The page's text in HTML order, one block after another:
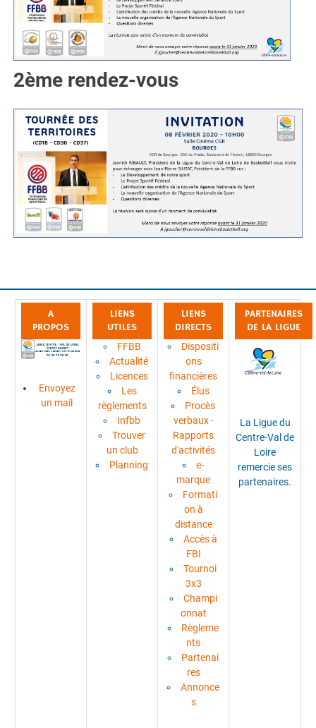
2ème rendez-vous
A
PROPOS
Envoyez
un mail
LIENS
UTILES
FFBB
Actualité
Licences
Les
règlements
Infbb
Trouver
un club
Planning
LIENS
DIRECTS
Dispositi
ons
financières
Élus
Procès
verbaux -
Rapports
d'activités
e-
marque
Formati
on à
distance
Accès à
FBI
Tournoi
3x3
Champi
onnat
Règleme
nts
Partenai
res
Annonce
s
PARTENAIRES
DE LA LIGUE
La Ligue du
Centre-Val de
Loire
remercie ses
partenaires.